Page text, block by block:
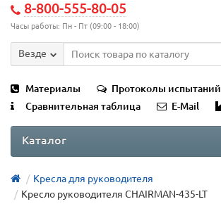
8-800-555-80-05
Часы работы: Пн - Пт (09:00 - 18:00)
Везде
Материалы
Протоколы испытаний
Сравнительная таблица
E-Mail
Каталог
Кресла для руководителя
Кресло руководителя CHAIRMAN-435-LT